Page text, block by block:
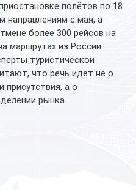
полётов по 18
направлениям с мая, а
более 300 рейсов на
маршрутах из России.
туристической
что речь идёт не о
присутствия, а о
рынка.